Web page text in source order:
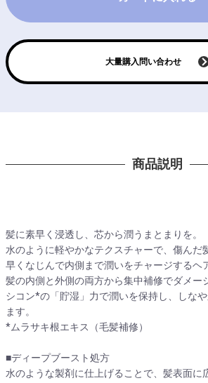
大量購入問い合わせ
商品説明
髪に素早く浸透し、芯から潤うまとまりを。
水のように軽やかなテクスチャーで、傷んだ
早くなじんで内側まで潤いをチャージするヘ
髪の内側と外側の両方から集中補修でダメー
シコン*の「貯湿」力で潤いを保持し、しな
ます。
*ムラサキ根エキス（毛髪補修）
■ディープブースト処方
水のような製剤に仕上げることで、髪表面に